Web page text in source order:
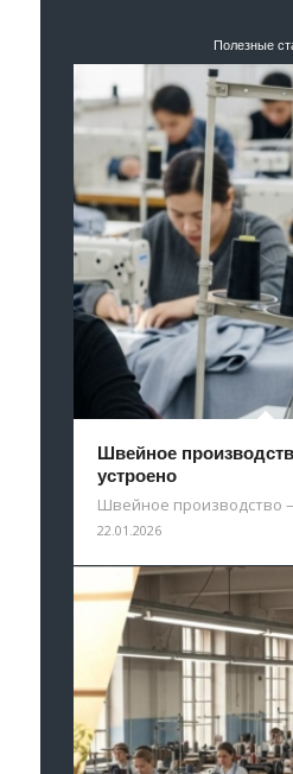
Полезные
Швейное
устроено
Швейное производство
22.01.2026